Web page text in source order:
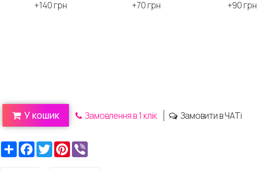
+140 грн
+70 грн
+90 грн
У кошик Замовлення в 1 клік Замовити в ЧАТі
РесурсFacebook
TwitterPinterest